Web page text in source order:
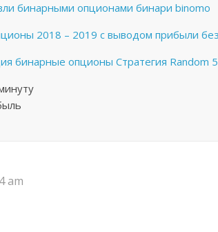
бинарными опционами бинари binomo
2018 – 2019 с выводом прибыли
бинарные опционы Стратегия Random
am